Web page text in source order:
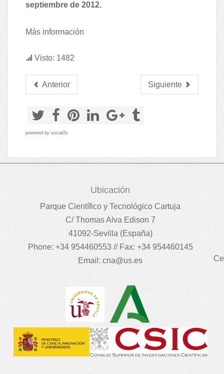
septiembre de 2012.
Más información
Visto: 1482
Anterior Siguiente
powered by social2s
Ubicación
Parque Científico y Tecnológico Cartuja
C/ Thomas Alva Edison 7
41092-Sevilla (España)
Phone: +34 954460553 // Fax: +34 954460145
Email: cna@us.es